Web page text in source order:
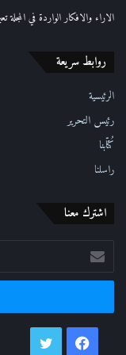
ك
ي
الاراء والافكار الواردة في المجلة
روابط سريعة
الرئيسية
رئيس التحرير
كُتّابنا
راسلنا
اشترك معنا
أدخل
بريدك
الإلكتروني
فيسبوك